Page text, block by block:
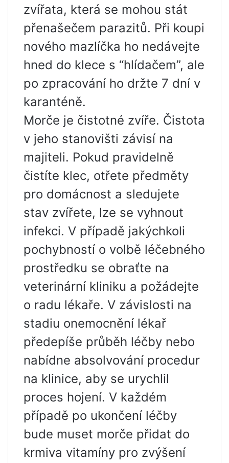
zvířata, která se mohou stát
přenašečem parazitů. Při koupi
nového mazlíčka ho nedávejte
hned do klece s “hlídačem”, ale
po zpracování ho držte 7 dní v
karanténě.
Morče je čistotné zvíře. Čistota
v jeho stanovišti závisí na
majiteli. Pokud pravidelně
čistíte klec, otřete předměty
pro domácnost a sledujete
stav zvířete, lze se vyhnout
infekci. V případě jakýchkoli
pochybností o volbě léčebného
prostředku se obraťte na
veterinární kliniku a požádejte
o radu lékaře. V závislosti na
stadiu onemocnění lékař
předepíše průběh léčby nebo
nabídne absolvování procedur
na klinice, aby se urychlil
proces hojení. V každém
případě po ukončení léčby
bude muset morče přidat do
krmiva vitamíny pro zvýšení